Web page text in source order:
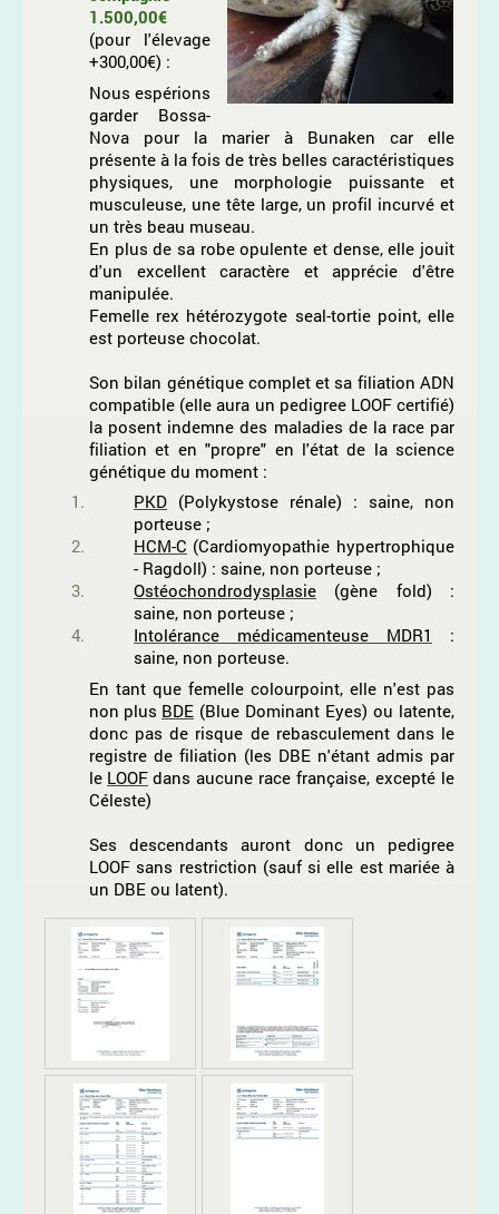
1.500,00€
(pour l'élevage
+300,00€) :
Nous espérions
garder Bossa-
Nova pour la marier à Bunaken car elle
présente à la fois de très belles caractéristiques
physiques, une morphologie puissante et
musculeuse, une tête large, un profil incurvé et
un très beau museau.
En plus de sa robe opulente et dense, elle jouit
d'un excellent caractère et apprécie d'être
manipulée.
Femelle rex hétérozygote seal-tortie point, elle
est porteuse chocolat.
Son bilan génétique complet et sa filiation ADN
compatible (elle aura un pedigree LOOF certifié)
la posent indemne des maladies de la race par
filiation et en "propre" en l'état de la science
génétique du moment :
PKD (Polykystose rénale) : saine, non
porteuse ;
HCM-C (Cardiomyopathie hypertrophique
- Ragdoll) : saine, non porteuse ;
Ostéochondrodysplasie
(gène fold) :
saine, non porteuse ;
Intolérance médicamenteuse MDR1
:
saine, non porteuse.
En tant que femelle colourpoint, elle n'est pas
non plus BDE (Blue Dominant Eyes) ou latente,
donc pas de risque de rebasculement dans le
registre de filiation (les DBE n'étant admis par
le LOOF dans aucune race française, excepté le
Céleste)
Ses descendants auront donc un pedigree
LOOF sans restriction (sauf si elle est mariée à
un DBE ou latent).